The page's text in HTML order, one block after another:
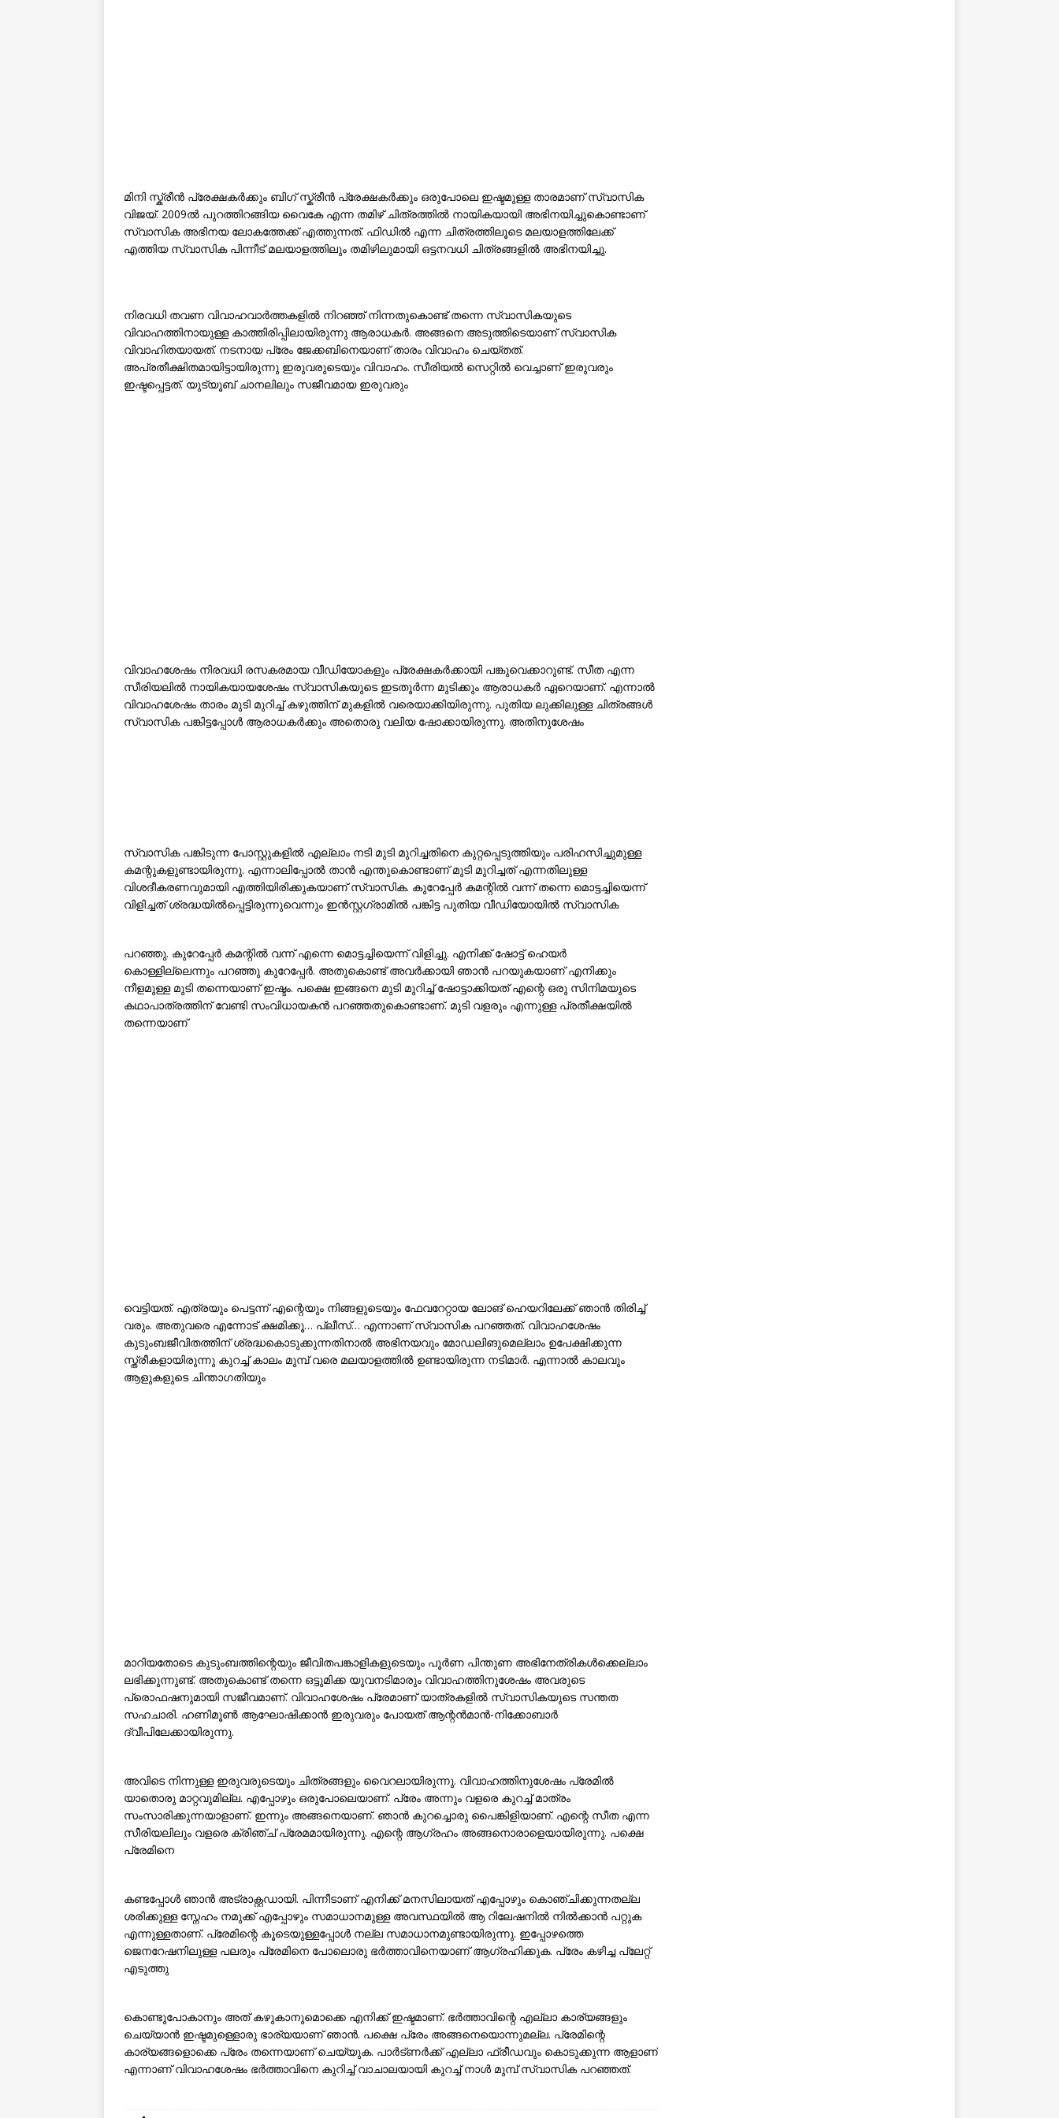
മിനി സ്ക്രീൻ പ്രേക്ഷകർക്കും ബിഗ് സ്ക്രീൻ പ്രേക്ഷകർക്കും ഒരുപോലെ ഇഷ്ടമുള്ള താരമാണ് സ്വാസിക
വിജയ്. 2009ൽ പുറത്തിറങ്ങിയ വൈകേ എന്ന തമിഴ് ചിത്രത്തിൽ നായികയായി അഭിനയിച്ചുകൊണ്ടാണ്
സ്വാസിക അഭിനയ ലോകത്തേക്ക് എത്തുന്നത്. ഫിഡിൽ എന്ന ചിത്രത്തിലൂടെ മലയാളത്തിലേക്ക്
എത്തിയ സ്വാസിക പിന്നീട് മലയാളത്തിലും തമിഴിലുമായി ഒട്ടനവധി ചിത്രങ്ങളിൽ അഭിനയിച്ചു.
നിരവധി തവണ വിവാഹവാർത്തകളിൽ നിറഞ്ഞ് നിന്നതുകൊണ്ട് തന്നെ സ്വാസികയുടെ
വിവാഹത്തിനായുള്ള കാത്തിരിപ്പിലായിരുന്നു ആരാധകർ. അങ്ങനെ അടുത്തിടെയാണ് സ്വാസിക
വിവാഹിതയായത്. നടനായ പ്രേം ജേക്കബിനെയാണ് താരം വിവാഹം ചെയ്തത്.
അപ്രതീക്ഷിതമായിട്ടായിരുന്നു ഇരുവരുടെയും വിവാഹം. സീരിയൽ സെറ്റിൽ വെച്ചാണ് ഇരുവരും
ഇഷ്ടപ്പെട്ടത്. യുട്യൂബ് ചാനലിലും സജീവമായ ഇരുവരും
വിവാഹശേഷം നിരവധി രസകരമായ വീഡിയോകളും പ്രേക്ഷകര്‍ക്കായി പങ്കുവെക്കാറുണ്ട്. സീത എന്ന
സീരിയലിൽ നായികയായശേഷം സ്വാസികയുടെ ഇടതൂർന്ന മുടിക്കും ആരാധകർ ഏറെയാണ്. എന്നാൽ
വിവാഹശേഷം താരം മുടി മുറിച്ച് കഴുത്തിന് മുകളിൽ വരെയാക്കിയിരുന്നു. പുതിയ ലുക്കിലുള്ള ചിത്രങ്ങൾ
സ്വാസിക പങ്കിട്ടപ്പോൾ ആരാധകർക്കും അതൊരു വലിയ ഷോക്കായിരുന്നു. അതിനുശേഷം
സ്വാസിക പങ്കിടുന്ന പോസ്റ്റുകളിൽ എല്ലാം നടി മുടി മുറിച്ചതിനെ കുറ്റപ്പെടുത്തിയും പരി​ഹസിച്ചുമുള്ള
കമന്റുകളുണ്ടായിരുന്നു. എന്നാലിപ്പോൽ താൻ എന്തുകൊണ്ടാണ് മുടി മുറിച്ചത് എന്നതിലുള്ള
വിശദീകരണവുമായി എത്തിയിരിക്കുകയാണ് സ്വാസിക. കുറേപ്പേർ കമന്റിൽ വന്ന് തന്നെ മൊട്ടച്ചിയെന്ന്
വിളിച്ചത് ശ്രദ്ധയിൽപ്പെട്ടിരുന്നുവെന്നും ഇൻസ്റ്റ​ഗ്രാമിൽ പങ്കിട്ട പുതിയ വീഡിയോയിൽ സ്വാസിക
പറഞ്ഞു. കുറേപ്പേർ കമന്റിൽ വന്ന് എന്നെ മൊട്ടച്ചിയെന്ന് വിളിച്ചു. എനിക്ക് ഷോട്ട് ഹെയർ
കൊള്ളില്ലെന്നും പറഞ്ഞു കുറേപ്പേർ. അതുകൊണ്ട് അവർക്കായി ഞാൻ പറയുകയാണ് എനിക്കും
നീളമുള്ള മുടി തന്നെയാണ് ഇഷ്ടം. പക്ഷെ ഇങ്ങനെ മുടി മുറിച്ച് ഷോട്ടാക്കിയത് എന്റെ ഒരു സിനിമയുടെ
കഥാപാത്രത്തിന് വേണ്ടി സംവിധായകൻ പറഞ്ഞതുകൊണ്ടാണ്. മുടി വളരും എന്നുള്ള പ്രതീക്ഷയിൽ
തന്നെയാണ്
വെട്ടിയത്. എത്രയും പെട്ടന്ന് എന്റെയും നിങ്ങളുടെയും ഫേവറേറ്റായ ലോങ് ​​ഹെയറിലേക്ക് ഞാൻ തിരിച്ച്
വരും. അതുവരെ എന്നോട് ക്ഷമിക്കൂ… പ്ലീസ്… എന്നാണ് സ്വാസിക പറഞ്ഞത്. വിവാഹശേഷം
കുടുംബജീവിതത്തിന് ശ്രദ്ധകൊടുക്കുന്നതിനാൽ അഭിനയവും മോഡലിങുമെല്ലാം ഉപേക്ഷിക്കുന്ന
സ്ത്രീകളായിരുന്നു കുറച്ച് കാലം മുമ്പ് വരെ മലയാളത്തിൽ ഉണ്ടായിരുന്ന നടിമാർ. എന്നാൽ കാലവും
ആളുകളുടെ ചിന്താ​ഗതിയും
മാറിയതോടെ കുടുംബത്തിന്റെയും ജീവിതപങ്കാളികളുടെയും പൂർണ പിന്തുണ അഭിനേത്രികൾക്കെല്ലാം
ലഭിക്കുന്നുണ്ട്. അതുകൊണ്ട് തന്നെ ഒട്ടുമിക്ക യുവനടിമാരും വിവാഹത്തിനുശേഷം അവരുടെ
പ്രൊഫഷനുമായി സജീവമാണ്. വിവാഹശേഷം പ്രേമാണ് യാത്രകളിൽ സ്വാസികയുടെ സന്തത
സഹചാരി. ഹണിമൂൺ ആഘോഷിക്കാൻ ഇരുവരും പോയത് ആന്റൻമാൻ-നിക്കോബാർ
ദ്വീപിലേക്കായിരുന്നു.
അവിടെ നിന്നുള്ള ഇരുവരുടെയും ചിത്രങ്ങളും വൈറലായിരുന്നു. വിവാഹത്തിനുശേഷം പ്രേമിൽ
യാതൊരു മാറ്റവുമില്ല. എപ്പോഴും ഒരുപോലെയാണ്. പ്രേം അന്നും വളരെ കുറച്ച് മാത്രം
സംസാരിക്കുന്നയാളാണ്. ഇന്നും അങ്ങനെയാണ്. ഞാൻ കുറച്ചൊരു പൈങ്കിളിയാണ്. എന്റെ സീത എന്ന
സീരിയലിലും വളരെ ക്രിഞ്ച് പ്രേമമായിരുന്നു. എന്റെ ആഗ്രഹം അങ്ങനൊരാളെയായിരുന്നു. പക്ഷെ
പ്രേമിനെ
കണ്ടപ്പോൾ ഞാൻ അട്രാക്റ്റഡായി. പിന്നീടാണ് എനിക്ക് മനസിലായത് എപ്പോഴും കൊഞ്ചിക്കുന്നതല്ല
ശരിക്കുള്ള സ്നേഹം നമുക്ക് എപ്പോഴും സമാധാനമുള്ള അവസ്ഥയിൽ ആ റിലേഷനിൽ നിൽക്കാൻ പറ്റുക
എന്നുള്ളതാണ്. പ്രേമിന്റെ കൂടെയുള്ളപ്പോൾ നല്ല സമാധാനമുണ്ടായിരുന്നു. ഇപ്പോഴത്തെ
ജെനറേഷനിലുള്ള പലരും പ്രേമിനെ പോലൊരു ഭർത്താവിനെയാണ് ആഗ്രഹിക്കുക. പ്രേം കഴിച്ച പ്ലേറ്റ്
എടുത്തു
കൊണ്ടുപോകാനും അത് കഴുകാനുമൊക്കെ എനിക്ക് ഇഷ്ടമാണ്. ഭർത്താവിന്റെ എല്ലാ കാര്യങ്ങളും
ചെയ്യാൻ ഇഷ്ടമുള്ളൊരു ഭാര്യയാണ് ഞാൻ‌. പക്ഷെ പ്രേം അങ്ങനെയൊന്നുമല്ല. പ്രേമിന്റെ
കാര്യങ്ങളൊക്കെ പ്രേം തന്നെയാണ് ചെയ്യുക. പാർട്ണർക്ക് എല്ലാ ഫ്രീഡവും കൊടുക്കുന്ന ആളാണ്
എന്നാണ് വിവാഹശേഷം ഭർത്താവിനെ കുറിച്ച് വാചാലയായി കുറച്ച് നാൾ മുമ്പ് സ്വാസിക പറഞ്ഞത്.